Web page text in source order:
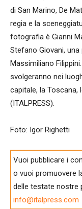
di San Marino, De
regia e la
fotografia è Gianni
Stefano Giovani,
Massimiliano
svolgeranno nei
capitale, la Toscana,
(ITALPRESS).
Foto: Igor Righetti
Vuoi pubblicare i
o vuoi promuovere
delle testate nostre
info@italpress.com